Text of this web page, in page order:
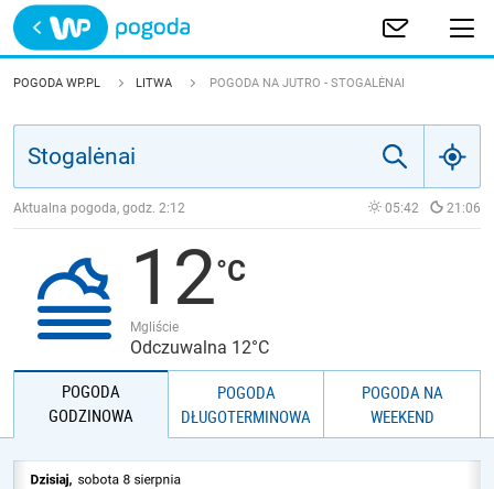
Trwa ładowanie
POLSKA
JAKOŚĆ POWIETRZA
POGODA WP.PL LITWA POGODA NA JUTRO - STOGALĖNAI
Aktualna pogoda, godz. 2:12 05:42 21:06
12
Mgliście
Odczuwalna 12°C
POGODA
GODZINOWA
POGODA
DŁUGOTERMINOWA
POGODA NA
WEEKEND